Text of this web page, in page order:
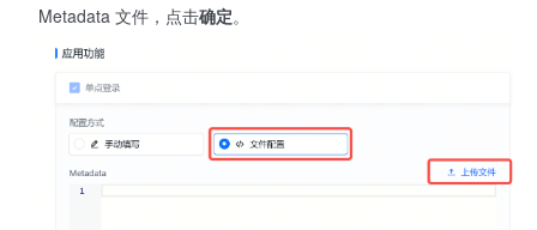
Metadata 文件，点击确定。